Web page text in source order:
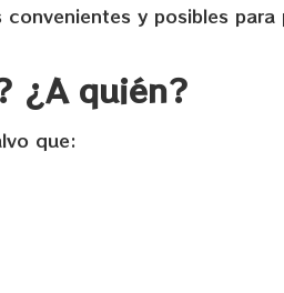
y posibles
¿A quién?
que: